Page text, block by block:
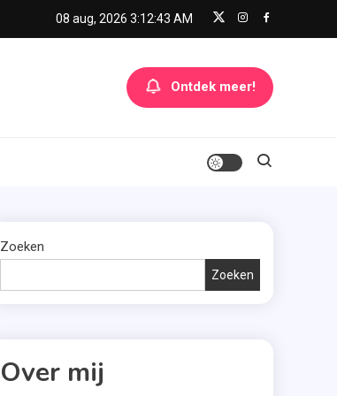
08 aug, 2026 3:12:44 AM
Ontdek meer!
Zoeken
Zoeken
Over mij